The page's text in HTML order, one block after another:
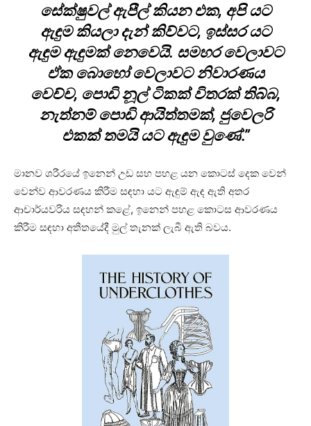
සේක්ෂුවල් ඇපීල් කියන එක, අපි යට
ඇඳුම කියලා දැන් කිව්වට, ඉස්සර යට
ඇඳුම ඇඳුමක් නෙවෙයි. සමහර වෙලාවට
ඒක බොහෝ වෙලාවට නිවාරණය
වෙච්ච, පොඩි නූල් ටිකක් විතරක් තිබ්බ,
නැත්නම් පොඩි ආයිත්තමක්, ජුවෙලරි
එකක් තමයි යට ඇඳුම වුණේ.”
මානව ශරීරයේ ඉනෙන් උඩ සහ පහළ යන කොටස් දෙක වෙන්
වෙන්ව ආවරණය කිරීම සඳහා යට ඇඳුම් ඇඳ ඇති අතර
ආචාර්යවරිය සඳහන් කළේ, ඉනෙන් පහළ කොටස ආවරණය
කිරීම සඳහා අතීතයේදී මුල් තැනක් ලැබී ඇති බවය.